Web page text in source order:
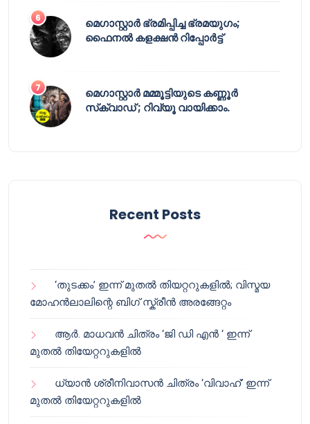
മെഗാസ്റ്റാർ ഭ്രമിപ്പിച്ച ഭ്രമയുഗം;
ഫൈനൽ കളക്ഷൻ റിപ്പോർട്ട്
മെഗാസ്റ്റാർ മമ്മൂട്ടിയുടെ കണ്ണൂർ
സ്‌ക്വാഡ് ; റിവ്യൂ വായിക്കാം.
Recent Posts
‘തുടക്കം’ ഇന്ന് മുതൽ തിയറ്ററുകളിൽ; വിസ്മയ
മോഹൻലാലിന്റെ ബിഗ് സ്ക്രീൻ അരങ്ങേറ്റം
ആർ. മാധവൻ ചിത്രം ‘ജി ഡി എൻ ‘ ഇന്ന്
മുതൽ തിയേറ്ററുകളിൽ
ധ്യാൻ ശ്രീനിവാസൻ ചിത്രം ‘വിവാഹ്’ ഇന്ന്
മുതൽ തിയേറ്ററുകളിൽ